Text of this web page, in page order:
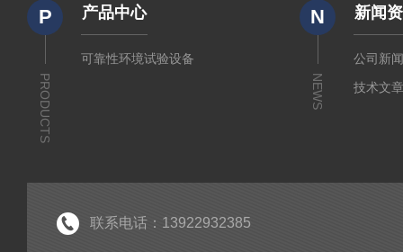
P
PRODUCTS
产品中心
可靠性环境试验设备
N
NEWS
新闻
公司新
技术文
联系电话：13922932385